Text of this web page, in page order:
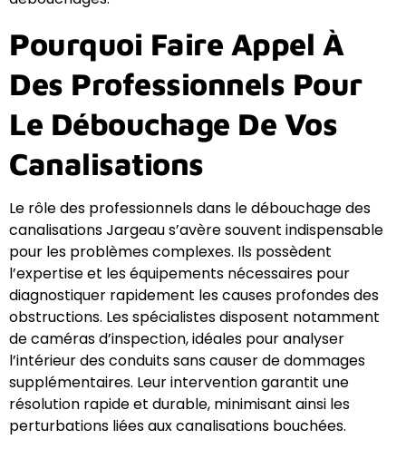
Pourquoi Faire Appel À
Des Professionnels Pour
Le Débouchage De Vos
Canalisations
Le rôle des professionnels dans le débouchage des
canalisations Jargeau s’avère souvent indispensable
pour les problèmes complexes. Ils possèdent
l’expertise et les équipements nécessaires pour
diagnostiquer rapidement les causes profondes des
obstructions. Les spécialistes disposent notamment
de caméras d’inspection, idéales pour analyser
l’intérieur des conduits sans causer de dommages
supplémentaires. Leur intervention garantit une
résolution rapide et durable, minimisant ainsi les
perturbations liées aux canalisations bouchées.